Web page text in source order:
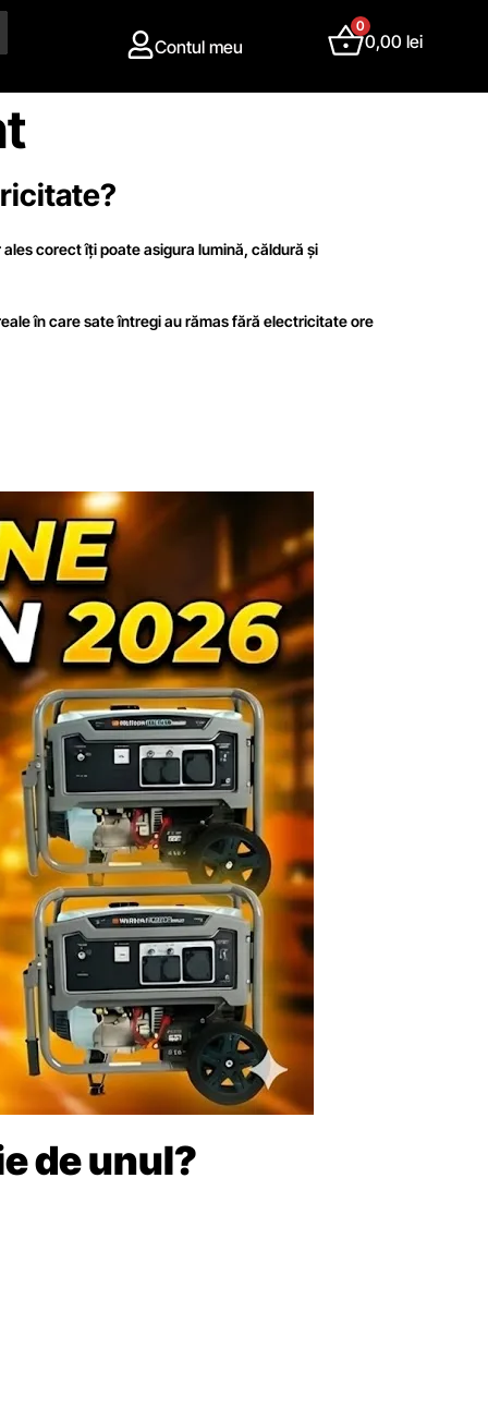
Contul meu
0
0,00lei
corect îți poate asigura lumină, căldură și
în care sate întregi au rămas fără electricitate ore
de unul?